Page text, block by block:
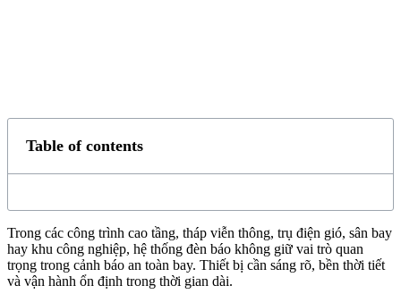
Table of contents
Trong các công trình cao tầng, tháp viễn thông, trụ điện gió, sân bay
hay khu công nghiệp, hệ thống đèn báo không giữ vai trò quan
trọng trong cảnh báo an toàn bay. Thiết bị cần sáng rõ, bền thời tiết
và vận hành ổn định trong thời gian dài.